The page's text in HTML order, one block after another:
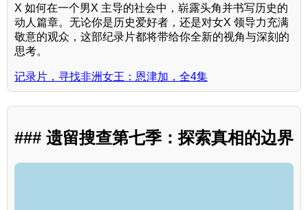
X 如何在一个男X 主导的社会中，崭露头角并书写历史的
动人篇章。无论你是历史爱好者，还是对女X 领导力充满
敬意的观众，这部纪录片都将带给你全新的视角与深刻的
思考。
记录片，寻找非洲女王：恩津加，全4集
### 遗留搜查第七季：探索真相的边界